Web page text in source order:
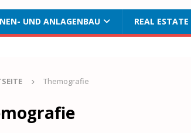
UND ANLAGENBAU REAL
Themografie